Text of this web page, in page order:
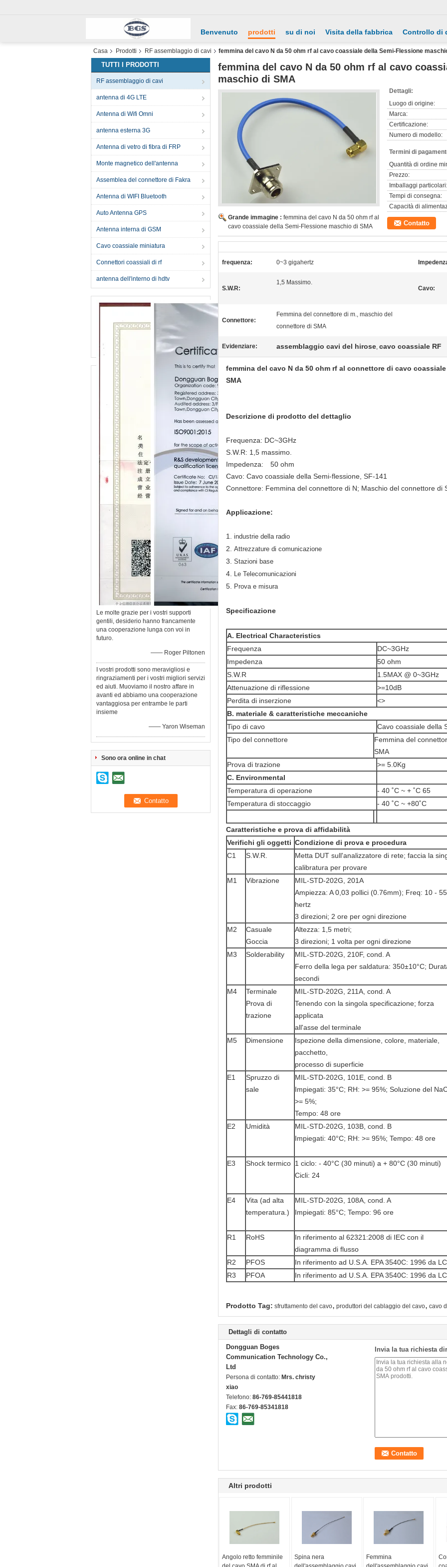
Benvenuto prodotti su di noi Visita della fabbrica Controllo di
Casa Prodotti RF assemblaggio di cavi femmina del cavo N da 50 ohm rf al cavo coassiale della Semi-Flessione
TUTTI I PRODOTTI
RF assemblaggio di cavi
antenna di 4G LTE
Antenna di Wifi Omni
antenna esterna 3G
Antenna di vetro di fibra di FRP
Monte magnetico dell'antenna
Assemblea del connettore di Fakra
Antenna di WIFI Bluetooth
Auto Antenna GPS
Antenna interna di GSM
Cavo coassiale miniatura
Connettori coassiali di rf
antenna dell'interno di hdtv
Le molte grazie per i vostri supporti
gentili, desiderio hanno francamente
una cooperazione lunga con voi in
futuro.
—— Roger Piltonen
I vostri prodotti sono meravigliosi e
ringraziamenti per i vostri migliori servizi
ed aiuti. Muoviamo il nostro affare in
avanti ed abbiamo una cooperazione
vantaggiosa per entrambe le parti
insieme
—— Yaron Wiseman
Sono ora online in chat
femmina del cavo N da 50 ohm rf al cavo
maschio di SMA
Grande immagine : femmina del cavo N da 50 ohm rf al
cavo coassiale della Semi-Flessione maschio di SMA
Dettagli:
Luogo di origine:
Marca:
Certificazione:
Numero di modello:
Termini di
Quantità di ordine
Prezzo:
Imballaggi particolari:
Tempi di consegna:
Capacità di
Contatto
frequenza: 0~3 gigahertz
S.W.R:
1,5 Massimo.
Cavo:
Connettore:
Femmina del connettore di m., maschio del
connettore di SMA
Evidenziare: assemblaggio cavi del hirose, cavo coassiale RF
femmina del cavo N da 50 ohm rf al connettore di cavo
SMA
Descrizione di prodotto del dettaglio
Frequenza: DC~3GHz
S.W.R: 1,5 massimo.
Impedenza: 50 ohm
Cavo: Cavo coassiale della Semi-flessione, SF-141
Connettore: Femmina del connettore di N; Maschio del connettore di
Applicazione:
1. industrie della radio
2. Attrezzature di comunicazione
3. Stazioni base
4. Le Telecomunicazioni
5. Prova e misura
Specificazione
A. Electrical Characteristics
Frequenza
DC~3GHz
Impedenza
50 ohm
S.W.R
1.5MAX @ 0~3GHz
Attenuazione di riflessione
>=10dB
Perdita di inserzione
<>
B. materiale & caratteristiche meccaniche
Tipo di cavo
Cavo coassiale della
Tipo del connettore
Femmina del
SMA
Prova di trazione
>= 5.0Kg
C. Environmental
Temperatura di operazione
- 40 ˚C ~ + ˚C 65
Temperatura di stoccaggio
- 40 ˚C ~ +80˚C
Caratteristiche e prova di affidabilità
Verifichi gli oggetti Condizione di prova e procedura
C1
S.W.R.
Metta DUT sull'analizzatore di rete; faccia la
calibratura per provare
M1
Vibrazione
MIL-STD-202G, 201A
Ampiezza: A 0,03 pollici (0.76mm); Freq: 10 - 55
hertz
3 direzioni; 2 ore per ogni direzione
M2
Casuale
Goccia
Altezza: 1,5 metri;
3 direzioni; 1 volta per ogni direzione
M3
Solderability
MIL-STD-202G, 210F, cond. A
Ferro della lega per saldatura: 350±10°C;
secondi
M4
Terminale
Prova di
trazione
MIL-STD-202G, 211A, cond. A
Tenendo con la singola specificazione; forza
applicata
all'asse del terminale
M5
Dimensione
Ispezione della dimensione, colore, materiale,
pacchetto,
processo di superficie
E1
Spruzzo di
sale
MIL-STD-202G, 101E, cond. B
Impiegati: 35°C; RH: >= 95%; Soluzione del
>= 5%;
Tempo: 48 ore
E2
Umidità
MIL-STD-202G, 103B, cond. B
Impiegati: 40°C; RH: >= 95%; Tempo: 48 ore
E3 Shock termico 1 ciclo: - 40°C (30 minuti) a + 80°C (30 minuti)
Cicli: 24
E4
Vita (ad alta
temperatura.)
MIL-STD-202G, 108A, cond. A
Impiegati: 85°C; Tempo: 96 ore
R1 RoHS
In riferimento al 62321:2008 di IEC con il
diagramma di flusso
R2
PFOS
In riferimento ad U.S.A. EPA 3540C: 1996 da
R3
PFOA In riferimento ad U.S.A. EPA 3540C: 1996 da
Prodotto Tag: sfruttamento del cavo, produttori del cablaggio del cavo, cavo
Dettagli di contatto
Dongguan Boges
Communication Technology Co.,
Ltd
Persona di contatto: Mrs. christy
xiao
Telefono: 86-769-85441818
Fax: 86-769-85341818
Invia la tua richiesta
Altri prodotti
Angolo retto femminile
Spina nera
Femmina